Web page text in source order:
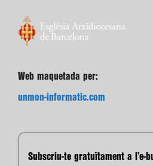
Web maquetada per:
unmon-informatic.com
Subscriu-te gratuïtament a l’e-